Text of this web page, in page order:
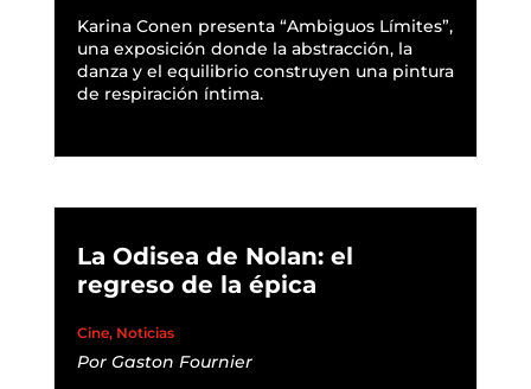
Karina Conen presenta “Ambiguos Límites”,
una exposición donde la abstracción, la
danza y el equilibrio construyen una pintura
de respiración íntima.
La Odisea de Nolan: el
regreso de la épica
Cine, Noticias
Por Gaston Fournier